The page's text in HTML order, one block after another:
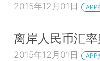
2015年12月01日 APP
离岸人民币汇
2015年12月01日 APP